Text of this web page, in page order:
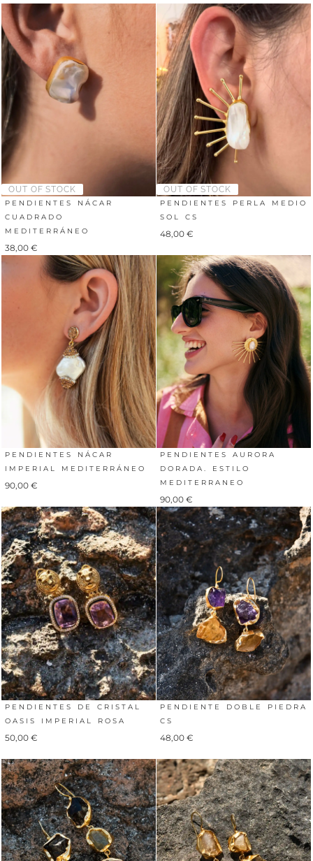
OUT OF STOCK
PENDIENTES NÁCAR
CUADRADO
MEDITERRÁNEO
38,00 €
OUT OF STOCK
PENDIENTES PERLA MEDIO
SOL CS
48,00 €
PENDIENTES NÁCAR
IMPERIAL MEDITERRÁNEO
90,00 €
PENDIENTES AURORA
DORADA. ESTILO
MEDITERRANEO
90,00 €
PENDIENTES DE CRISTAL
OASIS IMPERIAL ROSA
50,00 €
PENDIENTE DOBLE PIEDRA
CS
48,00 €